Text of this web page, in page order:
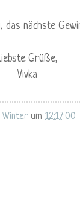
nächste
Grüße,
Vivka
Winter um12:17:00